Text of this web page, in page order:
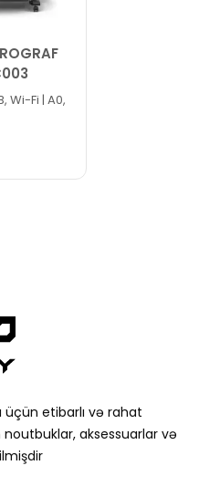
Wi-Fi | A0,
üçün etibarlı və rahat
aksessuarlar və